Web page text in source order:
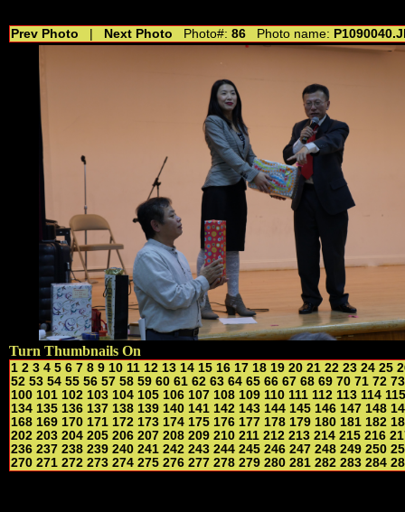
Prev Photo Next Photo Photo#: 86 Photo name:
Turn Thumbnails On
1 2 3 4 5 6 7 8 9 10 11 12 13 14 15 16 17 18 19 20 21 22 23 24 25
52 53 54 55 56 57 58 59 60 61 62 63 64 65 66 67 68 69 70 71 72 73
100 101 102 103 104 105 106 107 108 109 110 111 112 113 114 115
134 135 136 137 138 139 140 141 142 143 144 145 146 147 148
168 169 170 171 172 173 174 175 176 177 178 179 180 181 182
202 203 204 205 206 207 208 209 210 211 212 213 214 215 216
236 237 238 239 240 241 242 243 244 245 246 247 248 249 250
270 271 272 273 274 275 276 277 278 279 280 281 282 283 284